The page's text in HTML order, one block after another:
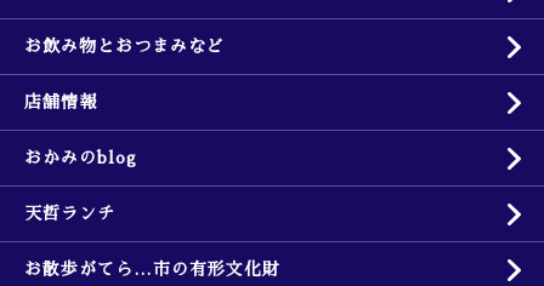
お飲み物とおつまみなど
店舗情報
おかみのblog
天哲ランチ
お散歩がてら…市の有形文化財